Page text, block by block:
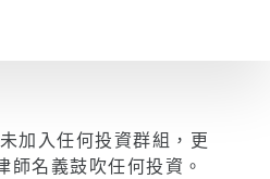
加入任何投資群組，更
師名義鼓吹任何投資。